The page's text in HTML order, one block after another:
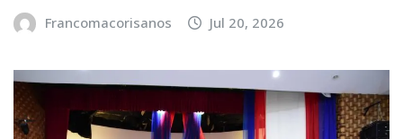
Francomacorisanos Jul 20, 2026